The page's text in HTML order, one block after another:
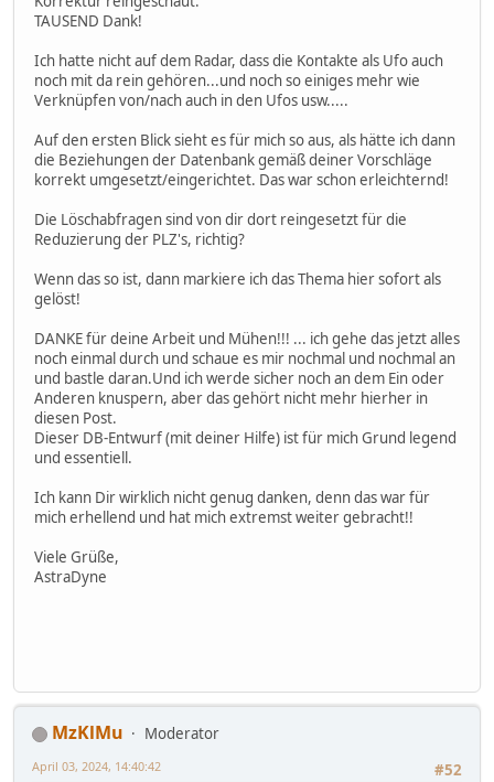
TAUSEND Dank!
Ich hatte nicht auf dem Radar, dass die Kontakte als Ufo auch
noch mit da rein gehören...und noch so einiges mehr wie
Verknüpfen von/nach auch in den Ufos usw.....
Auf den ersten Blick sieht es für mich so aus, als hätte ich dann
die Beziehungen der Datenbank gemäß deiner Vorschläge
korrekt umgesetzt/eingerichtet. Das war schon erleichternd!
Die Löschabfragen sind von dir dort reingesetzt für die
Reduzierung der PLZ's, richtig?
Wenn das so ist, dann markiere ich das Thema hier sofort als
gelöst!
DANKE für deine Arbeit und Mühen!!! ... ich gehe das jetzt alles
noch einmal durch und schaue es mir nochmal und nochmal an
und bastle daran.Und ich werde sicher noch an dem Ein oder
Anderen knuspern, aber das gehört nicht mehr hierher in
diesen Post.
Dieser DB-Entwurf (mit deiner Hilfe) ist für mich Grund legend
und essentiell.
Ich kann Dir wirklich nicht genug danken, denn das war für
mich erhellend und hat mich extremst weiter gebracht!!
Viele Grüße,
AstraDyne
MzKlMu
Moderator
#52
April 03, 2024, 14:40:42